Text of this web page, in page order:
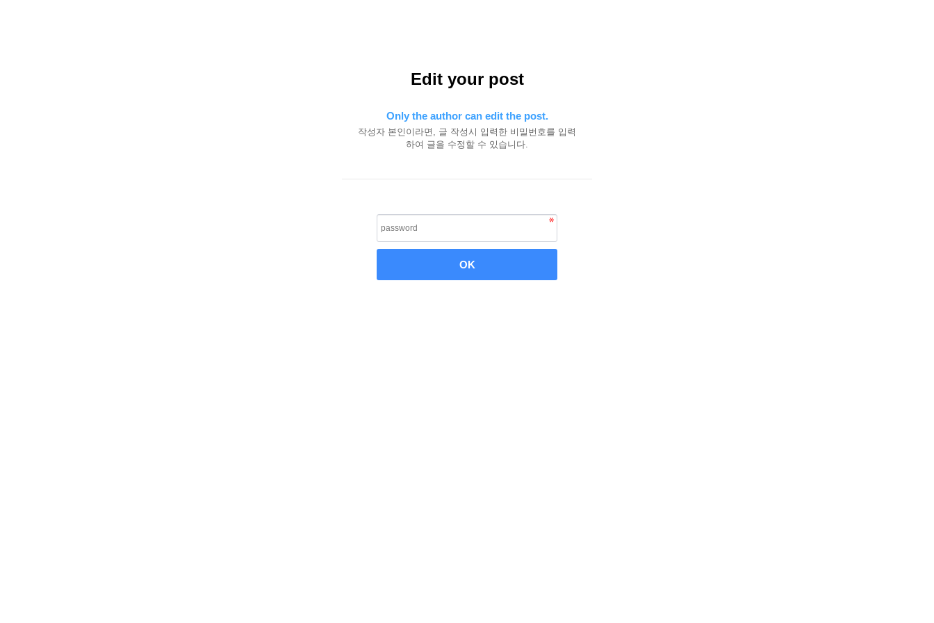
Edit your post
Only the author can edit the post.
작성자 본인이라면, 글 작성시 입력한 비밀번호를 입력
하여 글을 수정할 수 있습니다.